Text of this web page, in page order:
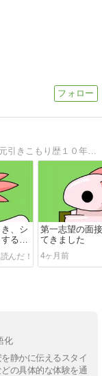
さゆると申します。４０歳になりました。元引きこもり歴１０年以上。現在 強迫性障害治療中、それと就労支援に通っています。https://sayuru-blog.com/
、シ
る理
第一志望の面
てきました
4ヶ月前
化
静かに伝えるスタイ
の具体的な体験を通